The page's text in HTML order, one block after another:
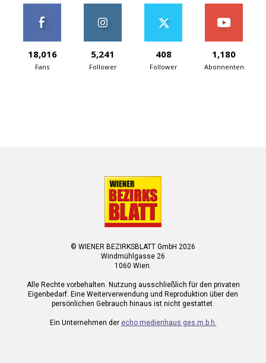
18,016
Fans
5,241
Follower
408
Follower
1,180
Abonnenten
© WIENER BEZIRKSBLATT GmbH 2026
Windmühlgasse 26
1060 Wien.
Alle Rechte vorbehalten. Nutzung ausschließlich für den privaten
Eigenbedarf. Eine Weiterverwendung und Reproduktion über den
persönlichen Gebrauch hinaus ist nicht gestattet.
Ein Unternehmen der echo medienhaus ges.m.b.h.